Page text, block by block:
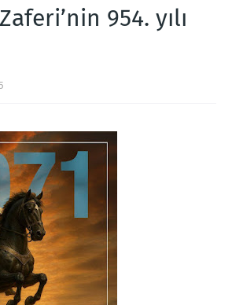
954. yılı